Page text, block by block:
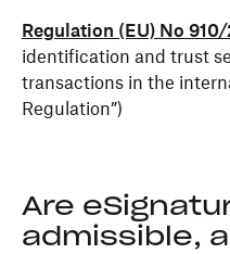
Regulation (EU) No
identification and trust
transactions in the
Regulation”)
Are
admissible,